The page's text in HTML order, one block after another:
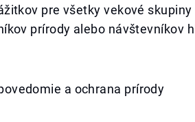
pre všetky vekové skupiny
prírody alebo návštevníkov
a ochrana prírody